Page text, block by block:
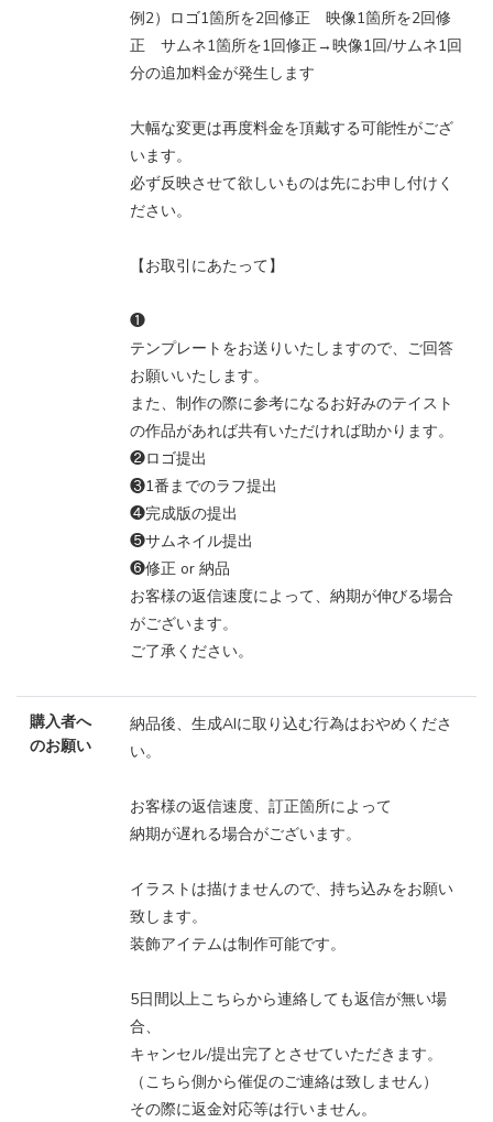
例2）ロゴ1箇所を2回修正 映像1箇所を2回修
正 サムネ1箇所を1回修正→映像1回/サムネ1回
分の追加料金が発生します
大幅な変更は再度料金を頂戴する可能性がござ
います。
必ず反映させて欲しいものは先にお申し付けく
ださい。
【お取引にあたって】
❶
テンプレートをお送りいたしますので、ご回答
お願いいたします。
また、制作の際に参考になるお好みのテイスト
の作品があれば共有いただければ助かります。
❷ロゴ提出
❸1番までのラフ提出
❹完成版の提出
❺サムネイル提出
❻修正 or 納品
お客様の返信速度によって、納期が伸びる場合
がございます。
ご了承ください。
購入者へ
のお願い
納品後、生成AIに取り込む行為はおやめくださ
い。
お客様の返信速度、訂正箇所によって
納期が遅れる場合がございます。
イラストは描けませんので、持ち込みをお願い
致します。
装飾アイテムは制作可能です。
5日間以上こちらから連絡しても返信が無い場
合、
キャンセル/提出完了とさせていただきます。
（こちら側から催促のご連絡は致しません）
その際に返金対応等は行いません。